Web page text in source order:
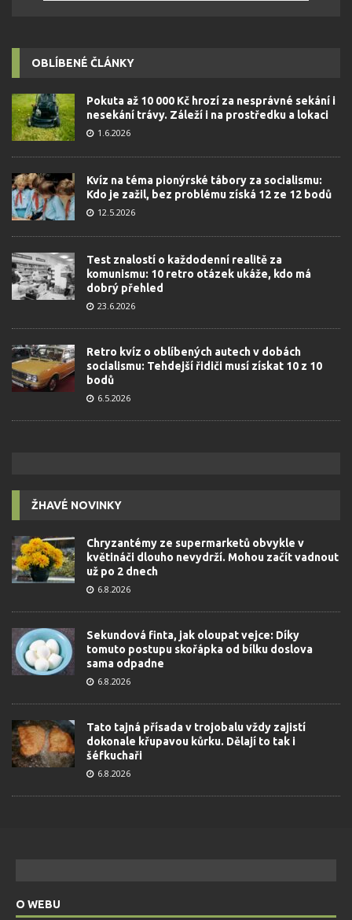
OBLÍBENÉ ČLÁNKY
Pokuta až 10 000 Kč hrozí za nesprávné sekání i
nesekání trávy. Záleží i na prostředku a lokaci
1.6.2026
Kvíz na téma pionýrské tábory za socialismu:
Kdo je zažil, bez problému získá 12 ze 12 bodů
12.5.2026
Test znalostí o každodenní realitě za
komunismu: 10 retro otázek ukáže, kdo má
dobrý přehled
23.6.2026
Retro kvíz o oblíbených autech v dobách
socialismu: Tehdejší řidiči musí získat 10 z 10
bodů
6.5.2026
ŽHAVÉ NOVINKY
Chryzantémy ze supermarketů obvykle v
květináči dlouho nevydrží. Mohou začít vadnout
už po 2 dnech
6.8.2026
Sekundová finta, jak oloupat vejce: Díky
tomuto postupu skořápka od bílku doslova
sama odpadne
6.8.2026
Tato tajná přísada v trojobalu vždy zajistí
dokonale křupavou kůrku. Dělají to tak i
šéfkuchaři
6.8.2026
O WEBU